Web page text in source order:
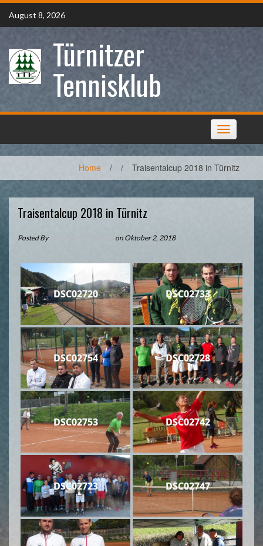
Skip
content
August 8, 2026
Türnitzer
Tennisklub
Toggle
navigation
Home / / Traisentalcup 2018 in Türnitz
Traisentalcup 2018 in Türnitz
Posted By on Oktober 2, 2018
DSC02720 DSC02733
DSC02754 DSC02728
DSC02753 DSC02742
DSC02723 DSC02747